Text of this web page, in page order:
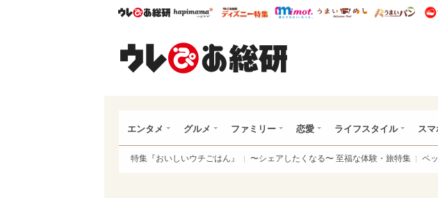
ウレぴあ総研ハピママ* ウレぴあ総研 ディズニー特集
mimot. うまいめし う
エンタメ グルメ ファミリー 恋愛 ライフスタイル ス
特集『おいしいウチごはん』 〜シェアしたくなる〜 至福な体験・旅特集 ペ